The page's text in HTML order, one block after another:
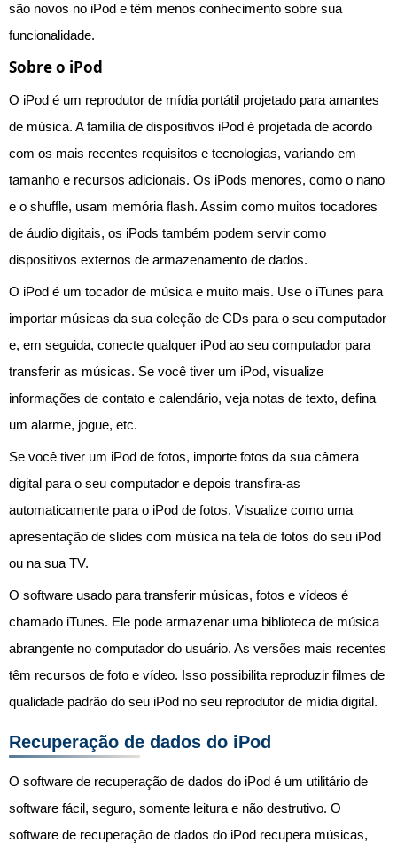
são novos no iPod e têm menos conhecimento sobre sua
funcionalidade.
Sobre o iPod
O iPod é um reprodutor de mídia portátil projetado para amantes
de música. A família de dispositivos iPod é projetada de acordo
com os mais recentes requisitos e tecnologias, variando em
tamanho e recursos adicionais. Os iPods menores, como o nano
e o shuffle, usam memória flash. Assim como muitos tocadores
de áudio digitais, os iPods também podem servir como
dispositivos externos de armazenamento de dados.
O iPod é um tocador de música e muito mais. Use o iTunes para
importar músicas da sua coleção de CDs para o seu computador
e, em seguida, conecte qualquer iPod ao seu computador para
transferir as músicas. Se você tiver um iPod, visualize
informações de contato e calendário, veja notas de texto, defina
um alarme, jogue, etc.
Se você tiver um iPod de fotos, importe fotos da sua câmera
digital para o seu computador e depois transfira-as
automaticamente para o iPod de fotos. Visualize como uma
apresentação de slides com música na tela de fotos do seu iPod
ou na sua TV.
O software usado para transferir músicas, fotos e vídeos é
chamado iTunes. Ele pode armazenar uma biblioteca de música
abrangente no computador do usuário. As versões mais recentes
têm recursos de foto e vídeo. Isso possibilita reproduzir filmes de
qualidade padrão do seu iPod no seu reprodutor de mídia digital.
Recuperação de dados do iPod
O software de recuperação de dados do iPod é um utilitário de
software fácil, seguro, somente leitura e não destrutivo. O
software de recuperação de dados do iPod recupera músicas,